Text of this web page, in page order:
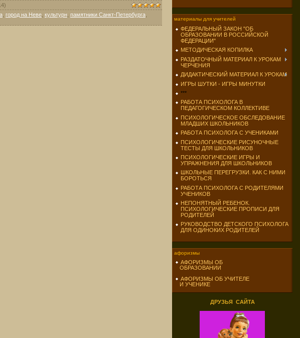
город на Неве культурн памятники Санкт-Петербурга
материалы для учителей
ФЕДЕРАЛЬНЫЙ ЗАКОН "ОБ
ОБРАЗОВАНИИ В РОССИЙСКОЙ
ФЕДЕРАЦИИ"
МЕТОДИЧЕСКАЯ КОПИЛКА
РАЗДАТОЧНЫЙ МАТЕРИАЛ К УРОКАМ
ЧЕРЧЕНИЯ
ДИДАКТИЧЕСКИЙ МАТЕРИАЛ К УРОКАМ
ИГРЫ ШУТКИ - ИГРЫ МИНУТКИ
***
РАБОТА ПСИХОЛОГА В
ПЕДАГОГИЧЕСКОМ КОЛЛЕКТИВЕ
ПСИХОЛОГИЧЕСКОЕ ОБСЛЕДОВАНИЕ
МЛАДШИХ ШКОЛЬНИКОВ
РАБОТА ПСИХОЛОГА С УЧЕНИКАМИ
ПСИХОЛОГИЧЕСКИЕ РИСУНОЧНЫЕ
ТЕСТЫ ДЛЯ ШКОЛЬНИКОВ
ПСИХОЛОГИЧЕСКИЕ ИГРЫ И
УПРАЖНЕНИЯ ДЛЯ ШКОЛЬНИКОВ
ШКОЛЬНЫЕ ПЕРЕГРУЗКИ. КАК С НИМИ
БОРОТЬСЯ
РАБОТА ПСИХОЛОГА С РОДИТЕЛЯМИ
УЧЕНИКОВ
НЕПОНЯТНЫЙ РЕБЕНОК.
ПСИХОЛОГИЧЕСКИЕ ПРОПИСИ ДЛЯ
РОДИТЕЛЕЙ
РУКОВОДСТВО ДЕТСКОГО ПСИХОЛОГА
ДЛЯ ОДИНОКИХ РОДИТЕЛЕЙ
афоризмы
АФОРИЗМЫ ОБ
ОБРАЗОВАНИИ
АФОРИЗМЫ ОБ УЧИТЕЛЕ
И УЧЕНИКЕ
ДРУЗЬЯ САЙТА